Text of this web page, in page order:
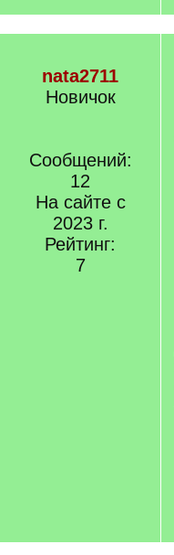
nata2711
Новичок
Сообщений:
12
На сайте с
2023 г.
Рейтинг:
7